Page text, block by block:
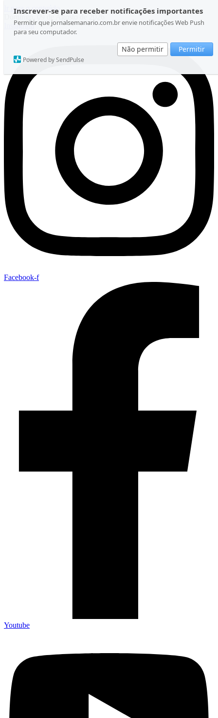
Inscrever-se para receber notificações importantes
Permitir que jornalsemanario.com.br envie notificações Web Push
para seu computador.
Não permitir Permitir
Powered by SendPulse
Ir para o conteúdo
Domingo, 09 de Agosto de 2026
Instagram
Facebook-f
Youtube